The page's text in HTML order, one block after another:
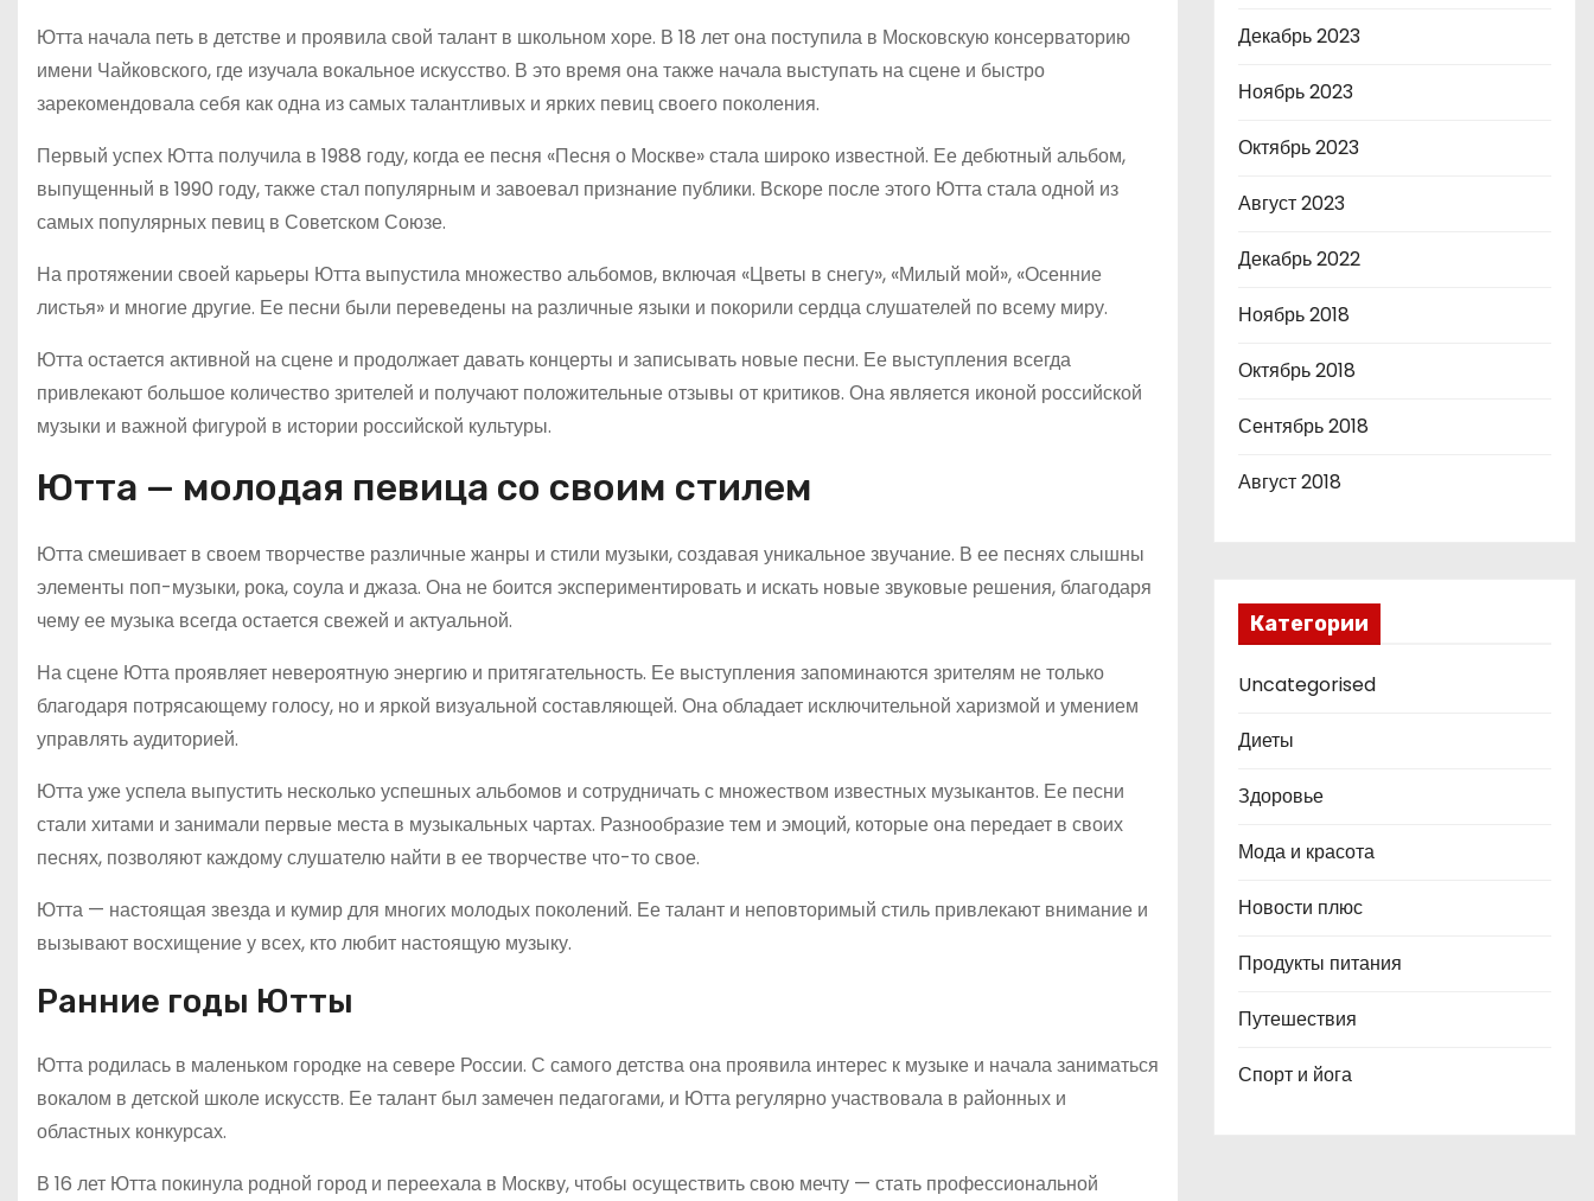
Ютта начала петь в детстве и проявила свой талант в школьном хоре. В 18 лет она поступила в Московскую консерваторию
имени Чайковского, где изучала вокальное искусство. В это время она также начала выступать на сцене и быстро
зарекомендовала себя как одна из самых талантливых и ярких певиц своего поколения.
Первый успех Ютта получила в 1988 году, когда ее песня «Песня о Москве» стала широко известной. Ее дебютный альбом,
выпущенный в 1990 году, также стал популярным и завоевал признание публики. Вскоре после этого Ютта стала одной из
самых популярных певиц в Советском Союзе.
На протяжении своей карьеры Ютта выпустила множество альбомов, включая «Цветы в снегу», «Милый мой», «Осенние
листья» и многие другие. Ее песни были переведены на различные языки и покорили сердца слушателей по всему миру.
Ютта остается активной на сцене и продолжает давать концерты и записывать новые песни. Ее выступления всегда
привлекают большое количество зрителей и получают положительные отзывы от критиков. Она является иконой российской
музыки и важной фигурой в истории российской культуры.
Ютта — молодая певица со своим стилем
Ютта смешивает в своем творчестве различные жанры и стили музыки, создавая уникальное звучание. В ее песнях слышны
элементы поп-музыки, рока, соула и джаза. Она не боится экспериментировать и искать новые звуковые решения, благодаря
чему ее музыка всегда остается свежей и актуальной.
На сцене Ютта проявляет невероятную энергию и притягательность. Ее выступления запоминаются зрителям не только
благодаря потрясающему голосу, но и яркой визуальной составляющей. Она обладает исключительной харизмой и умением
управлять аудиторией.
Ютта уже успела выпустить несколько успешных альбомов и сотрудничать с множеством известных музыкантов. Ее песни
стали хитами и занимали первые места в музыкальных чартах. Разнообразие тем и эмоций, которые она передает в своих
песнях, позволяют каждому слушателю найти в ее творчестве что-то свое.
Ютта — настоящая звезда и кумир для многих молодых поколений. Ее талант и неповторимый стиль привлекают внимание и
вызывают восхищение у всех, кто любит настоящую музыку.
Ранние годы Ютты
Ютта родилась в маленьком городке на севере России. С самого детства она проявила интерес к музыке и начала заниматься
вокалом в детской школе искусств. Ее талант был замечен педагогами, и Ютта регулярно участвовала в районных и
областных конкурсах.
В 16 лет Ютта покинула родной город и переехала в Москву, чтобы осуществить свою мечту — стать профессиональной
Декабрь 2023
Ноябрь 2023
Октябрь 2023
Август 2023
Декабрь 2022
Ноябрь 2018
Октябрь 2018
Сентябрь 2018
Август 2018
Категории
Uncategorised
Диеты
Здоровье
Мода и красота
Новости плюс
Продукты питания
Путешествия
Спорт и йога